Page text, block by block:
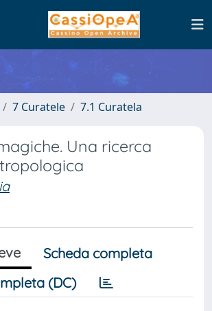
7 Curatele 7.1 Curatela
Una ricerca
Scheda completa
(DC)